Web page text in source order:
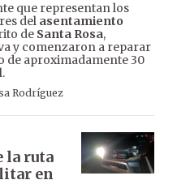
que representan los
del asentamiento
de Santa Rosa,
y comenzaron a reparar
de aproximadamente 30
Rodríguez
la ruta
en